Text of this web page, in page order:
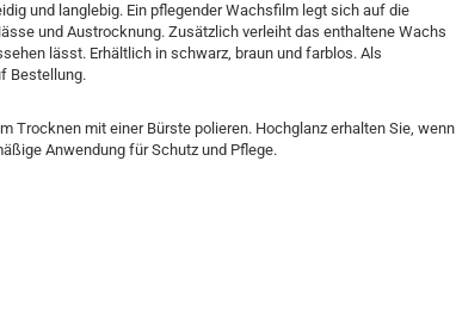
und langlebig. Ein pflegender Wachsfilm legt sich auf die
und Austrocknung. Zusätzlich verleiht das enthaltene Wachs
lässt. Erhältlich in schwarz, braun und farblos. Als
Bestellung.
Trocknen mit einer Bürste polieren. Hochglanz erhalten Sie, wenn
Anwendung für Schutz und Pflege.